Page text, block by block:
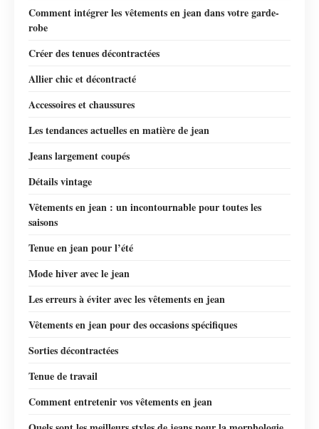
Comment intégrer les vêtements en jean dans votre garde-
robe
Créer des tenues décontractées
Allier chic et décontracté
Accessoires et chaussures
Les tendances actuelles en matière de jean
Jeans largement coupés
Détails vintage
Vêtements en jean : un incontournable pour toutes les
saisons
Tenue en jean pour l’été
Mode hiver avec le jean
Les erreurs à éviter avec les vêtements en jean
Vêtements en jean pour des occasions spécifiques
Sorties décontractées
Tenue de travail
Comment entretenir vos vêtements en jean